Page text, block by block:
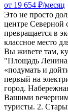
от 19 654 ₽/месяц
Это не просто
центре Северной
превращается в
классное место
Вы живете там,
"Площадь
«подумать и
первый на
город.
Вашими
туристы. 2.